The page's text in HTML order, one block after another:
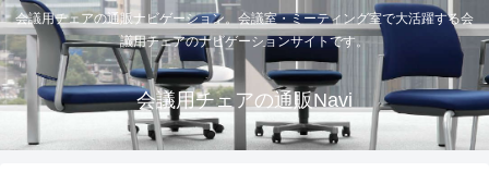
会議用チェアの通販ナビゲーション。会議室・ミーティング室で大活躍する会
議用チェアのナビゲーションサイトです。
会議用チェアの通販Navi